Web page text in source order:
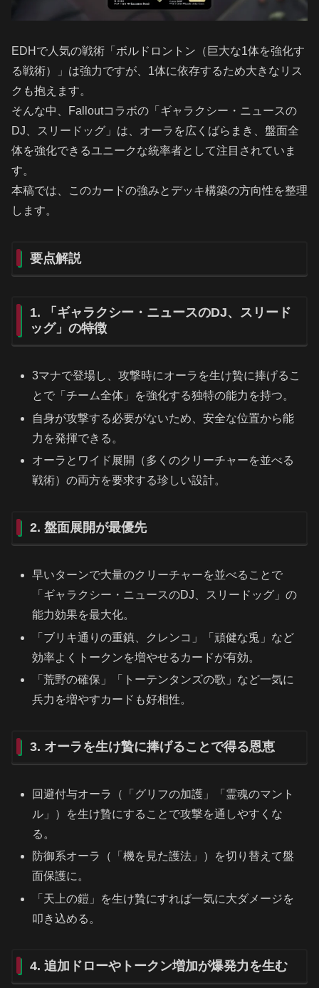
EDHで人気の戦術「ボルドロントン（巨大な1体を強化す
る戦術）」は強力ですが、1体に依存するため大きなリス
クも抱えます。
そんな中、Falloutコラボの「ギャラクシー・ニュースの
DJ、スリードッグ」は、オーラを広くばらまき、盤面全
体を強化できるユニークな統率者として注目されていま
す。
本稿では、このカードの強みとデッキ構築の方向性を整理
します。
要点解説
1. 「ギャラクシー・ニュースのDJ、スリード
ッグ」の特徴
3マナで登場し、攻撃時にオーラを生け贄に捧げるこ
とで「チーム全体」を強化する独特の能力を持つ。
自身が攻撃する必要がないため、安全な位置から能
力を発揮できる。
オーラとワイド展開（多くのクリーチャーを並べる
戦術）の両方を要求する珍しい設計。
2. 盤面展開が最優先
早いターンで大量のクリーチャーを並べることで
「ギャラクシー・ニュースのDJ、スリードッグ」の
能力効果を最大化。
「ブリキ通りの重鎮、クレンコ」「頑健な兎」など
効率よくトークンを増やせるカードが有効。
「荒野の確保」「トーテンタンズの歌」など一気に
兵力を増やすカードも好相性。
3. オーラを生け贄に捧げることで得る恩恵
回避付与オーラ（「グリフの加護」「霊魂のマント
ル」）を生け贄にすることで攻撃を通しやすくな
る。
防御系オーラ（「機を見た護法」）を切り替えて盤
面保護に。
「天上の鎧」を生け贄にすれば一気に大ダメージを
叩き込める。
4. 追加ドローやトークン増加が爆発力を生む